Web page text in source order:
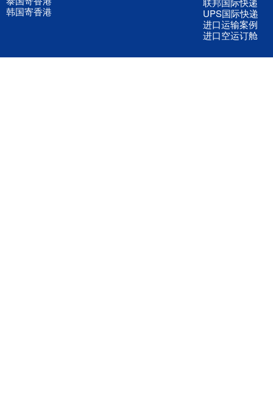
韩国寄香港
UPS国际快递
进口运输案例
进口空运订舱